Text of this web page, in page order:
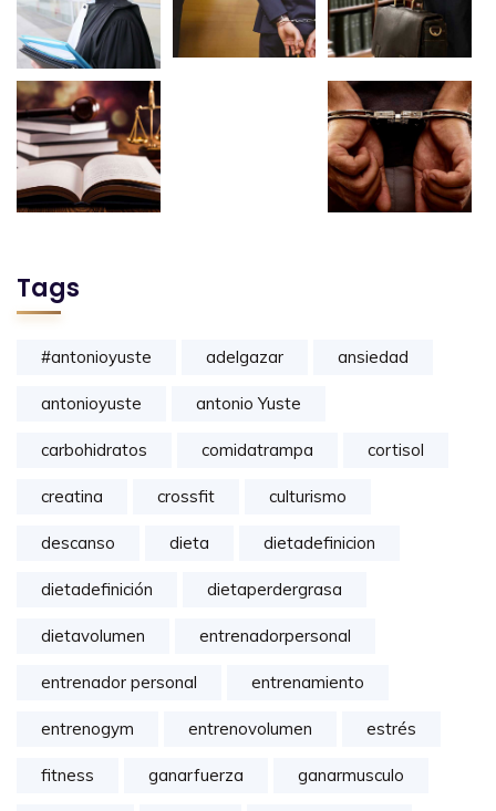
Tags
#antonioyuste adelgazar ansiedad
antonioyuste antonio Yuste
carbohidratos comidatrampa cortisol
creatina crossfit culturismo
descanso dieta dietadefinicion
dietadefinición dietaperdergrasa
dietavolumen entrenadorpersonal
entrenador personal entrenamiento
entrenogym entrenovolumen estrés
fitness ganarfuerza ganarmusculo